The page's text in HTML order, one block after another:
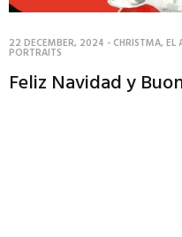
22 DECEMBER, 2024 - CHRISTMA,EL
PORTRAITS
Feliz Navidad y